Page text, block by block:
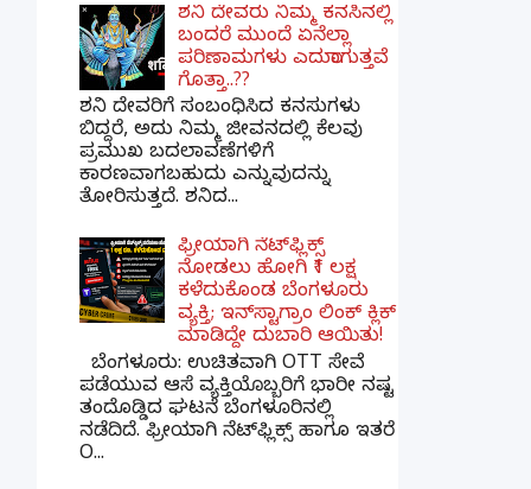
ಶನಿ ದೇವರು ನಿಮ್ಮ ಕನಸಿನಲ್ಲಿ
ಬಂದರೆ ಮುಂದೆ ಏನೆಲ್ಲಾ
ಪರಿಣಾಮಗಳು ಎದುರಾಗುತ್ತವೆ
ಗೊತ್ತಾ..??
ಶನಿ ದೇವರಿಗೆ ಸಂಬಂಧಿಸಿದ ಕನಸುಗಳು
ಬಿದ್ದರೆ, ಅದು ನಿಮ್ಮ ಜೀವನದಲ್ಲಿ ಕೆಲವು
ಪ್ರಮುಖ ಬದಲಾವಣೆಗಳಿಗೆ
ಕಾರಣವಾಗಬಹುದು ಎನ್ನುವುದನ್ನು
ತೋರಿಸುತ್ತದೆ. ಶನಿದ...
ಫ್ರೀಯಾಗಿ ನೆಟ್‌ಫ್ಲಿಕ್ಸ್
ನೋಡಲು ಹೋಗಿ ₹1 ಲಕ್ಷ
ಕಳೆದುಕೊಂಡ ಬೆಂಗಳೂರು
ವ್ಯಕ್ತಿ; ಇನ್‌ಸ್ಟಾಗ್ರಾಂ ಲಿಂಕ್ ಕ್ಲಿಕ್
ಮಾಡಿದ್ದೇ ದುಬಾರಿ ಆಯಿತು!
ಬೆಂಗಳೂರು: ಉಚಿತವಾಗಿ OTT ಸೇವೆ
ಪಡೆಯುವ ಆಸೆ ವ್ಯಕ್ತಿಯೊಬ್ಬರಿಗೆ ಭಾರೀ ನಷ್ಟ
ತಂದೊಡ್ಡಿದ ಘಟನೆ ಬೆಂಗಳೂರಿನಲ್ಲಿ
ನಡೆದಿದೆ. ಫ್ರೀಯಾಗಿ ನೆಟ್‌ಫ್ಲಿಕ್ಸ್ ಹಾಗೂ ಇತರೆ
O...